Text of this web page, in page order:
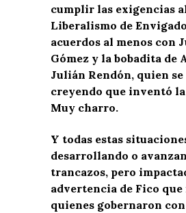
cumplir las exigencias
Liberalismo de
acuerdos al menos con
Gómez y la bobadita de
Julián Rendón, quien se
creyendo que inventó
Muy charro.
Y todas estas
desarrollando o
trancazos, pero
advertencia de Fico
quienes gobernaron